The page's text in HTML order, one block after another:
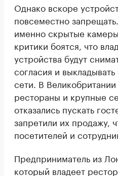
Однако вскоре
повсеместно
именно скрытые
критики боятся, что
устройства будут
согласия и
сети. В
рестораны и крупные
отказались пускать
запретили их продажу,
посетителей и
Предприниматель из
который владеет